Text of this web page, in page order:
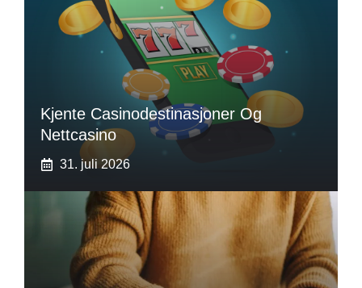
Kjente Casinodestinasjoner Og
Nettcasino
31. juli 2026